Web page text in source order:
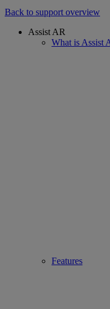
Back to support overview
Assist AR
What is Assist
Features